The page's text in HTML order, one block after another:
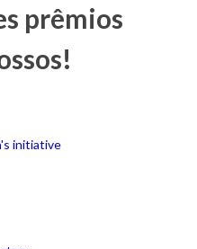
prêmios